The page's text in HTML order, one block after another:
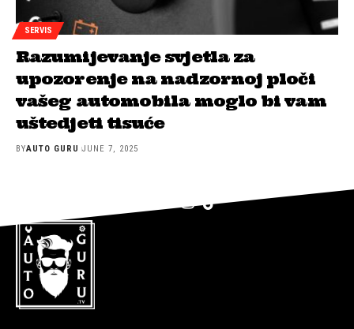
SERVIS
Razumijevanje svjetla za
upozorenje na nadzornoj ploči
vašeg automobila moglo bi vam
uštedjeti tisuće
BYAUTO GURU JUNE 7, 2025